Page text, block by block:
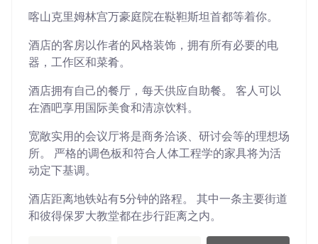
喀山克里姆林宫万豪庭院在鞑靼斯坦首都等着你。
酒店的客房以作者的风格装饰，拥有所有必要的电
器，工作区和菜肴。
酒店拥有自己的餐厅，每天供应自助餐。 客人可以
在酒吧享用国际美食和清凉饮料。
宽敞实用的会议厅将是商务洽谈、研讨会等的理想场
所。 严格的调色板和符合人体工程学的家具将为活
动定下基调。
酒店距离地铁站有5分钟的路程。 其中一条主要街道
和彼得保罗大教堂都在步行距离之内。